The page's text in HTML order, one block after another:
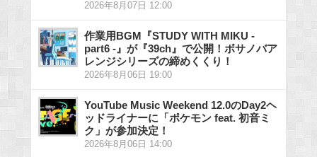
2026年8月07日 12:00
作業用BGM『STUDY WITH MIKU -
part6 -』が『39ch』で公開！ボサノバア
レンジシリーズの締めくくり！
2026年8月06日 19:00
YouTube Music Weekend 12.0のDay2ヘ
ッドライナーに「ポケモン feat. 初音ミ
ク」が参加決定！
2026年8月06日 14:00